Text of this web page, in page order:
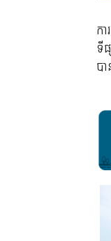
ក
ទី
ប